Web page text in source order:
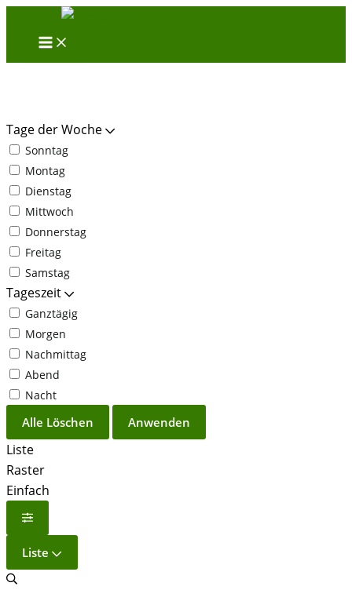
Inhalt
Tage der Woche
Sonntag
Montag
Dienstag
Mittwoch
Donnerstag
Freitag
Samstag
Tageszeit
Ganztägig
Morgen
Nachmittag
Abend
Nacht
Alle Löschen Anwenden
Liste
Raster
Einfach
Liste